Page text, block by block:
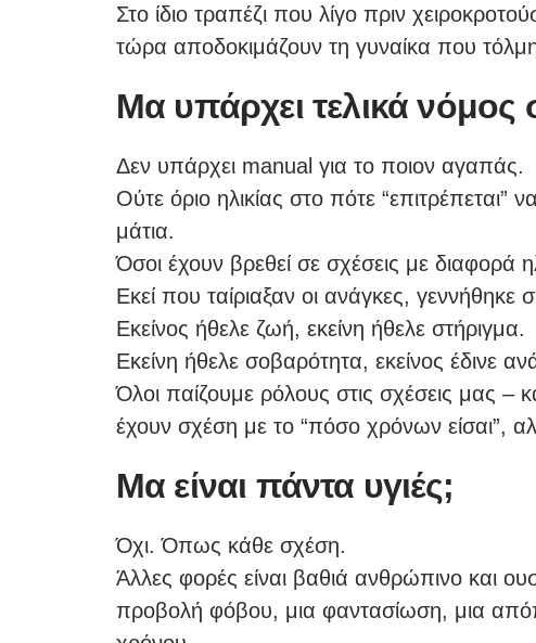
Στο ίδιο τραπέζι που λίγο πριν
τώρα αποδοκιμάζουν τη γυναίκα που
Μα υπάρχει τελικά νόμος
Δεν υπάρχει manual για το ποιον αγαπάς.
Ούτε όριο ηλικίας στο πότε “επιτρέπεται”
μάτια.
Όσοι έχουν βρεθεί σε σχέσεις με διαφορά
Εκεί που ταίριαξαν οι ανάγκες, γεννήθηκε
Εκείνος ήθελε ζωή, εκείνη ήθελε στήριγμα.
Εκείνη ήθελε σοβαρότητα, εκείνος έδινε
Όλοι παίζουμε ρόλους στις σχέσεις μας –
έχουν σχέση με το “πόσο χρόνων είσαι”,
Μα είναι πάντα υγιές;
Όχι. Όπως κάθε σχέση.
Άλλες φορές είναι βαθιά ανθρώπινο και
προβολή φόβου, μια φαντασίωση, μια